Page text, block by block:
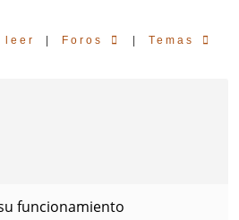
leer Foros Temas
funcionamiento